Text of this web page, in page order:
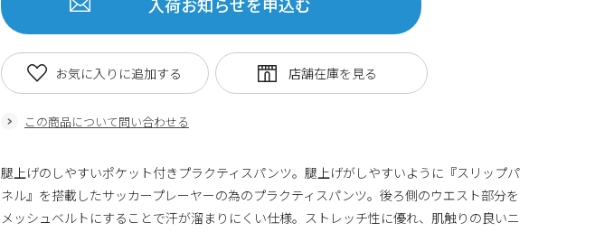
この商品について問い合わせる
お気に入りに追加する
腿上げのしやすいポケット付きプラクティスパンツ。腿上げがしやすいように『スリップパ
ネル』を搭載したサッカープレーヤーの為のプラクティスパンツ。後ろ側のウエスト部分を
メッシュベルトにすることで汗が溜まりにくい仕様。ストレッチ性に優れ、肌触りの良いニ